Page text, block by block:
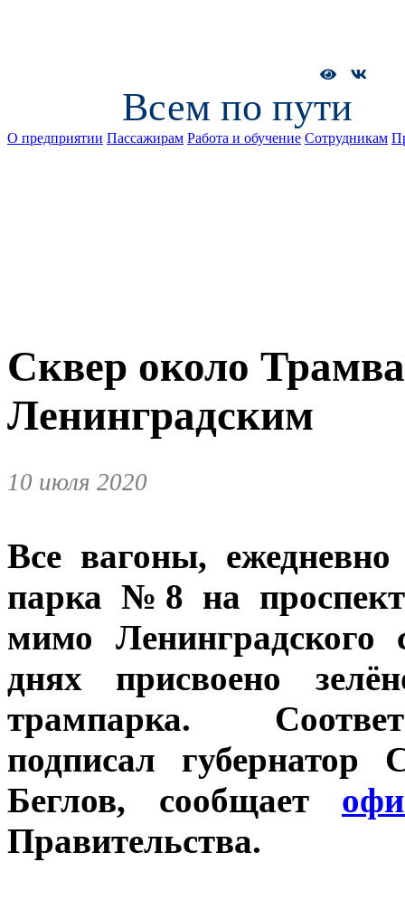
Всем по пути
О предприятии Пассажирам Работа и обучение Сотрудникам
Сквер около
Ленинградским
10 июля 2020
Все вагоны,
парка №8 на
мимо
днях присвоено
трампарка.
подписал губернатор
Беглов, сообщает
Правительства.